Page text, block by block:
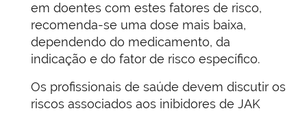
em doentes com estes fatores de risco,
recomenda-se uma dose mais baixa,
dependendo do medicamento, da
indicação e do fator de risco específico.
Os profissionais de saúde devem discutir os
riscos associados aos inibidores de JAK